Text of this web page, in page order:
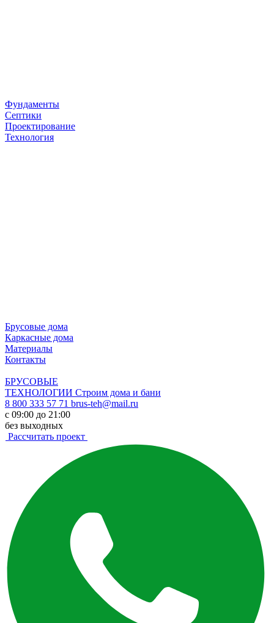
Фундаменты
Септики
Проектирование
Технология
Брусовые дома
Каркасные дома
Материалы
Контакты
БРУСОВЫЕ
ТЕХНОЛОГИИ Строим дома и бани
8 800 333 57 71 brus-teh@mail.ru
с 09:00 до 21:00
без выходных
Рассчитать проект